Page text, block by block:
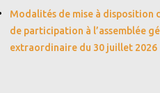
Modalités de mise à disposition
de participation à l’assemblée
extraordinaire du 30 juillet 2026